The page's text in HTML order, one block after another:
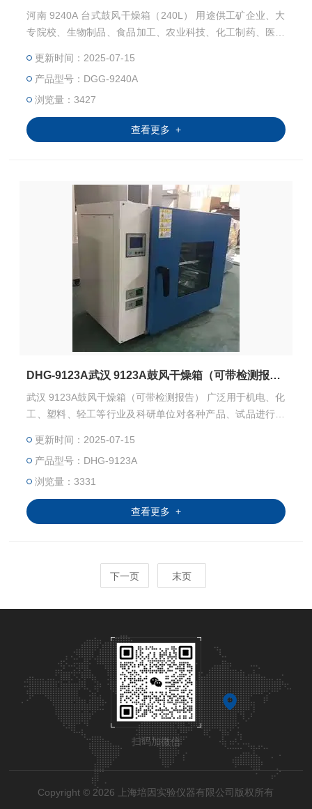
河南 9240A 台式鼓风干燥箱（240L） 用途供工矿企业、大
专院校、生物制品、食品加工、农业科技、化工制药、医疗
特别适用于热敏性、易分解、易氧化物质和复杂成分物品的
干燥。
更新时间：2025-07-15
产品型号：DGG-9240A
浏览量：3427
查看更多 +
DHG-9123A武汉 9123A鼓风干燥箱（可带检测报告）
武汉 9123A鼓风干燥箱（可带检测报告） 广泛用于机电、化
工、塑料、轻工等行业及科研单位对各种产品、试品进行烘
性物品，以免引起爆炸。
更新时间：2025-07-15
产品型号：DHG-9123A
浏览量：3331
查看更多 +
下一页 末页
扫码加微信
Copyright © 2026 上海培因实验仪器有限公司版权所有